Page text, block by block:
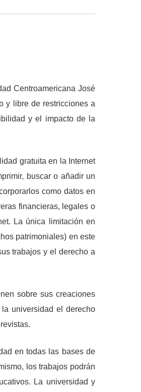
Centroamericana José
y libre de restricciones a
y el impacto de la
gratuita en la Internet
buscar o añadir un
como datos en
financieras, legales o
La única limitación en
patrimoniales) en este
trabajos y el derecho a
sobre sus creaciones
universidad el derecho
en todas las bases de
los trabajos podrán
La universidad y